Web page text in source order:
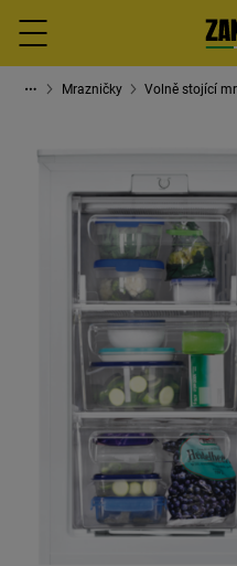
Menu
Mrazničky Volně stojící